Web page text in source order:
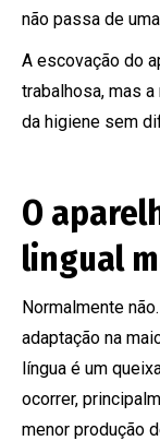
não passa de
A escovação do
trabalhosa, mas
da higiene sem
O
lingual
Normalmente
adaptação na
língua é um
ocorrer,
menor produção